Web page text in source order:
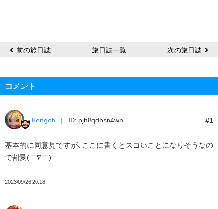
前の旅日誌 旅日誌一覧 次の旅日誌
コメント
1
Kengoh ID: pjh8qdbsn4wn
基本的に同意見ですが、ここに書くとスゴいことになりそうなの
で割愛(￣∇￣)
2023/09/26 20:18